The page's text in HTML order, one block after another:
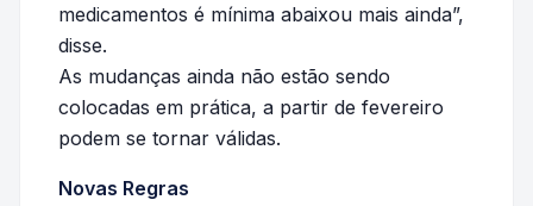
medicamentos é mínima abaixou mais ainda”,
disse.
As mudanças ainda não estão sendo
colocadas em prática, a partir de fevereiro
podem se tornar válidas.
Novas Regras